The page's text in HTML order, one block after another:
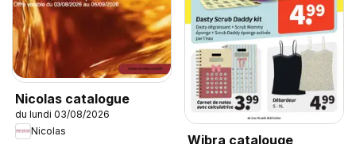
Nicolas catalogue
du lundi 03/08/2026
Nicolas
Wibra catalouge